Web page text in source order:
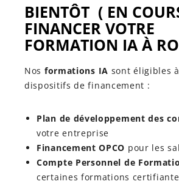
BIENTÔT ( EN
FINANCER VOTRE
FORMATION IA À
Nos formations IA sont éligibles
dispositifs de financement :
Plan de développement des
votre entreprise
Financement OPCO pour les
Compte Personnel de
certaines formations